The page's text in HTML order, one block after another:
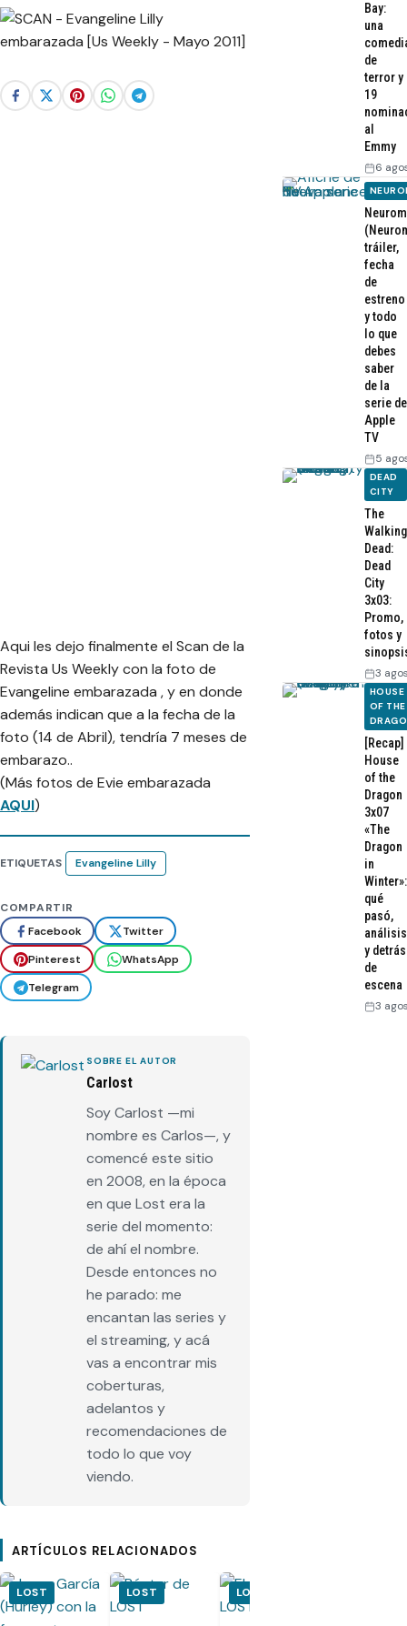
Aqui les dejo finalmente el Scan de la
Revista Us Weekly con la foto de
Evangeline embarazada , y en donde
además indican que a la fecha de la
foto (14 de Abril), tendría 7 meses de
embarazo..
(Más fotos de Evie embarazada
AQUI)
ETIQUETAS Evangeline Lilly
COMPARTIR
Facebook
Twitter
Pinterest
WhatsApp
Telegram
SOBRE EL AUTOR
Carlost
Soy Carlost —mi
nombre es Carlos—, y
comencé este sitio
en 2008, en la época
en que Lost era la
serie del momento:
de ahí el nombre.
Desde entonces no
he parado: me
encantan las series y
el streaming, y acá
vas a encontrar mis
coberturas,
adelantos y
recomendaciones de
todo lo que voy
viendo.
ARTÍCULOS RELACIONADOS
LOST LOST LOST
Bay:
una
de
terror y
19
al
Emmy
6
tráiler,
fecha
de
estreno
y todo
lo que
debes
saber
de la
serie de
Apple
TV
5
DEAD
CITY
The
Walking
Dead:
Dead
City
3x03:
Promo,
fotos y
3
HOUSE
OF THE
[Recap]
House
of the
Dragon
3x07
«The
Dragon
in
Winter»:
qué
pasó,
análisis
y detrás
de
escena
3